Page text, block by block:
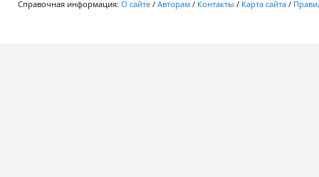
Справочная информация: О сайте / Авторам / Контакты / Карта сайта /